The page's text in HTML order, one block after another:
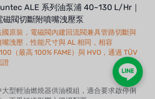
ALE 系列油泵浦 40~130 L/Hr｜
磁閥切斷附噴嘴洩壓泵
國原裝，電磁閥內建回流閥兼具管路切斷與
嘴洩壓，性能尺寸與 AL 相同，相容
（最高 100% FAME）與 HVO，通過 TÜV
證
大型輕油燃燒器供油模組，適合要求啟停俐